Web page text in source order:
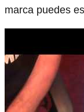
marca puedes